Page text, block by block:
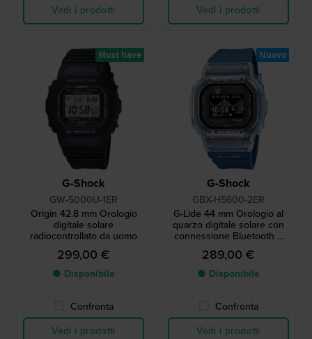
Vedi i prodotti
Vedi i prodotti
G-Shock
GW-5000U-1ER
Origin 42.8 mm Orologio
digitale solare
radiocontrollato da uomo
299,00 €
● Disponibile
Confronta
Vedi i prodotti
Must have
G-Shock
GBX-H5600-2ER
G-Lide 44 mm Orologio al
quarzo digitale solare con
connessione Bluetooth e
display MIP
289,00 €
● Disponibile
Confronta
Vedi i prodotti
Nuovo